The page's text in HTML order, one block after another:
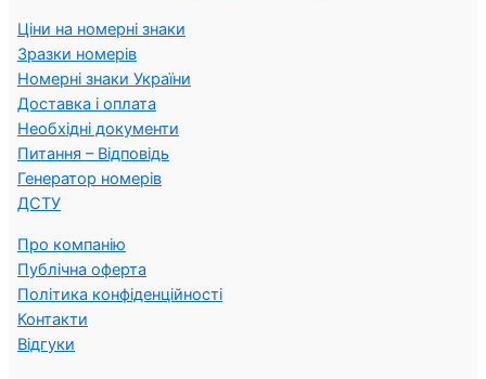
Ціни на номерні знаки
Зразки номерів
Номерні знаки України
Доставка і оплата
Необхідні документи
Питання – Відповідь
Генератор номерів
ДСТУ
Про компанію
Публічна оферта
Політика конфіденційності
Контакти
Відгуки